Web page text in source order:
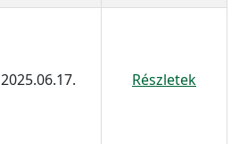
2025.06.17. Részletek